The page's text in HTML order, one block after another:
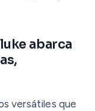
abarca
versátiles que